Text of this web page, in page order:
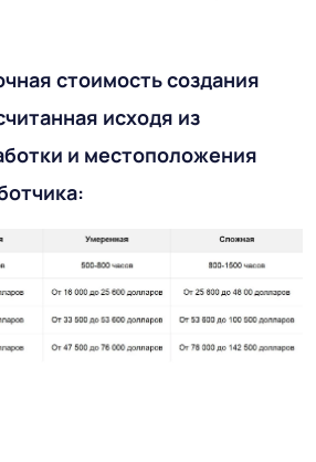
стоимость создания
исходя из
и местоположения